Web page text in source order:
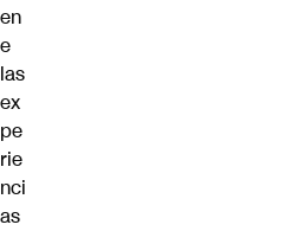
en
e
las
ex
pe
rie
nci
as